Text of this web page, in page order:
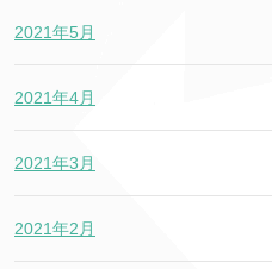
2021年5月
2021年4月
2021年3月
2021年2月